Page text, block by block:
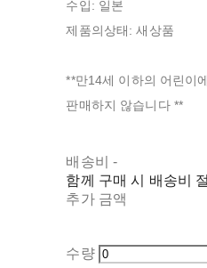
수입: 일본
제품의상태: 새상품
**만14세 이하의 어린이
판매하지 않습니다 **
배송비-
함께 구매 시 배송비
추가 금액
수량